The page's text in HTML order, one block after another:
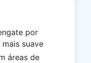
por
suave
áreas de